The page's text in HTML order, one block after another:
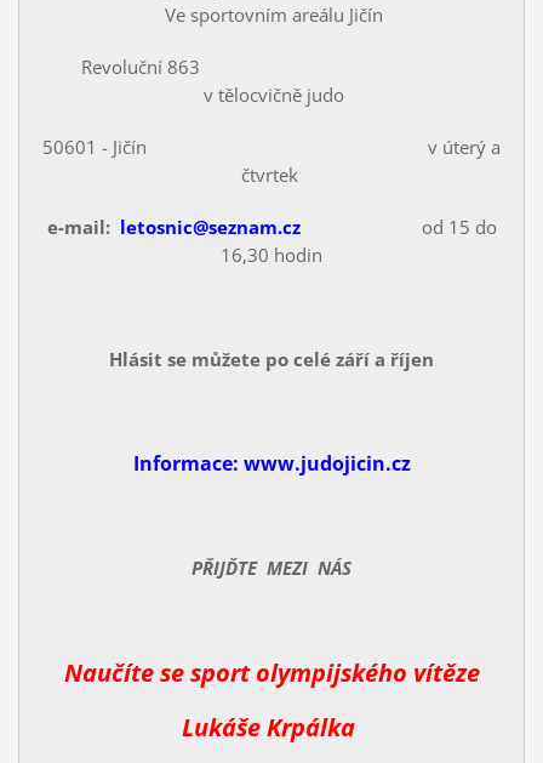
Ve sportovním areálu Jičín
Revoluční 863
v tělocvičně judo
50601 - Jičín v úterý a
čtvrtek
e-mail: letosnic@seznam.cz
od 15 do
16,30 hodin
Hlásit se můžete po celé září a říjen
Informace: www.judojicin.cz
PŘIJĎTE MEZI NÁS
Naučíte se sport olympijského vítěze
Lukáše Krpálka